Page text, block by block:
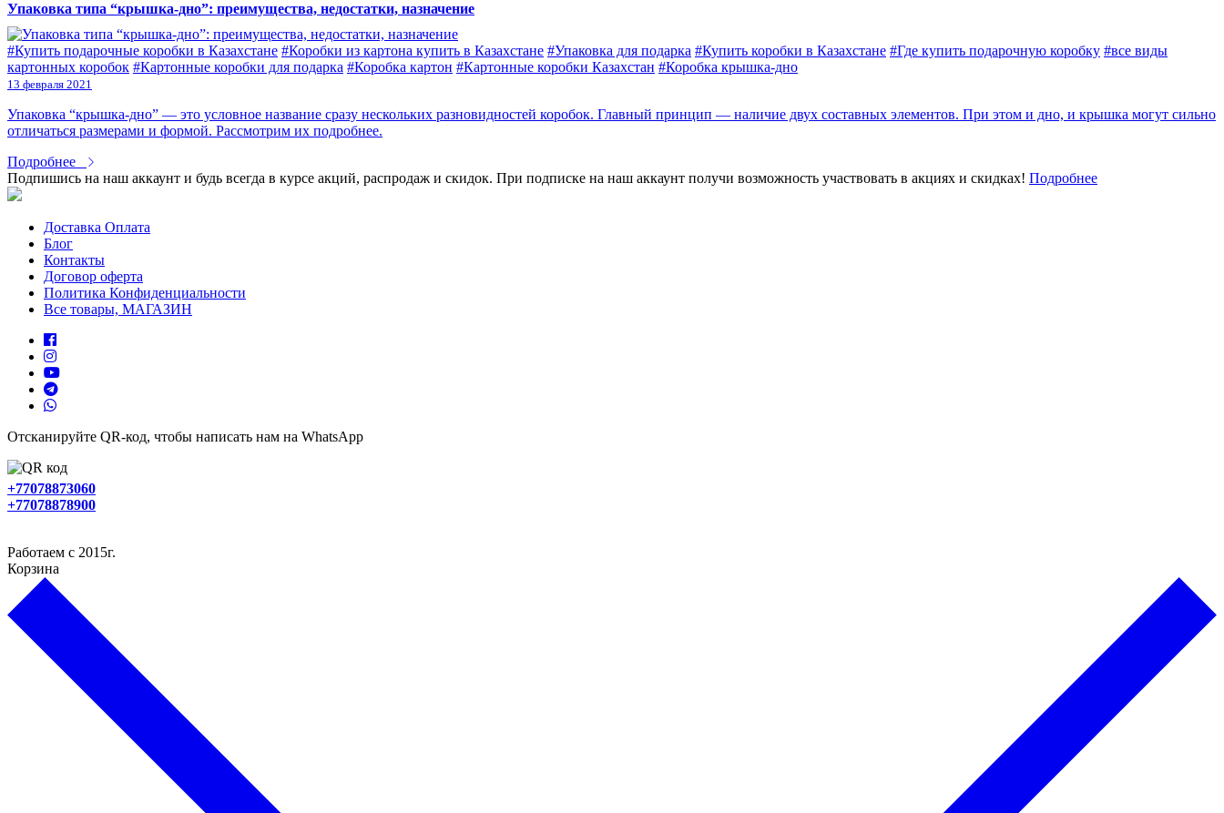
Упаковка типа “крышка-дно”: преимущества, недостатки, назначение
#Купить подарочные коробки в Казахстане #Коробки из картона купить в Казахстане #Упаковка для подарка #Купить коробки в Казахстане #Где купить подарочную коробку #все виды
картонных коробок #Картонные коробки для подарка #Коробка картон #Картонные коробки Казахстан #Коробка крышка-дно
13 февраля 2021
Упаковка “крышка-дно” — это условное название сразу нескольких разновидностей коробок. Главный принцип — наличие двух составных элементов. При этом и дно, и крышка могут сильно
отличаться размерами и формой. Рассмотрим их подробнее.
Подробнее
Подпишись на наш аккаунт и будь всегда в курсе акций, распродаж и скидок. При подписке на наш аккаунт получи возможность участвовать в акциях и скидках! Подробнее
Доставка Оплата
Блог
Контакты
Договор оферта
Политика Конфиденциальности
Все товары, МАГАЗИН
Отсканируйте QR-код, чтобы написать нам на WhatsApp
+77078873060
+77078878900
Работаем с 2015г.
Корзина